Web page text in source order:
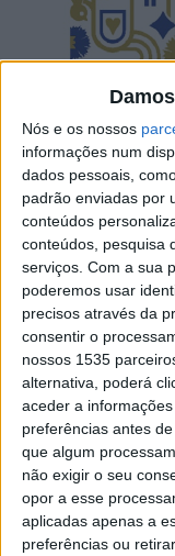
Nós e os nossos
informações num
dados pessoais,
padrão enviadas por
conteúdos
conteúdos, pesquisa
serviços. Com a sua
poderemos usar
precisos através da
consentir o
nossos 1535
alternativa, poderá
aceder a
preferências antes
que algum
não exigir o seu
opor a esse
aplicadas apenas a
preferências ou
No âmbito da
UNESCO, na
com o Bordado de
Branco promove o
Criativas e
A iniciativa vai
abril, no Centro de
estes quatro dias
mudanças, com
nacionais e
profissionais.